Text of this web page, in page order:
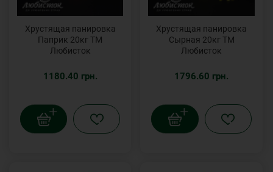
Хрустящая панировка
Паприк 20кг ТМ
Любисток
1180.40 грн.
Хрустящая панировка
Сырная 20кг ТМ
Любисток
1796.60 грн.